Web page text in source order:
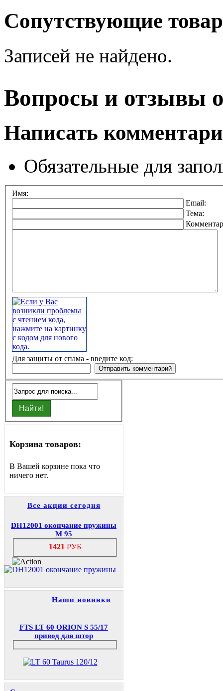
Сопутствующие
Записей не найдено.
Вопросы и отзывы
Написать
Обязательные для
Имя:
Email:
Тема:
Для защиты от спама - введите код:
Корзина товаров:
В Вашей корзине пока что
ничего нет.
Все акции сегодня
DH12001 окончание пружины
M 95
1421РУБ
Наши новинки
FTS LT 60 ORION S 55/17
привод для штор